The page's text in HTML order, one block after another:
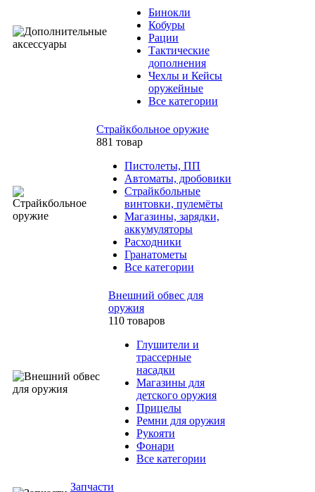
Бинокли
Кобуры
Рации
Тактические
дополнения
Чехлы и Кейсы
оружейные
Все категории
Страйкбольное оружие
881 товар
Пистолеты, ПП
Автоматы, дробовики
Страйкбольные
винтовки, пулемёты
Магазины, зарядки,
аккумуляторы
Расходники
Гранатометы
Все категории
Внешний обвес для
оружия
110 товаров
Глушители и
трассерные
насадки
Магазины для
детского оружия
Прицелы
Ремни для оружия
Рукояти
Фонари
Все категории
Запчасти